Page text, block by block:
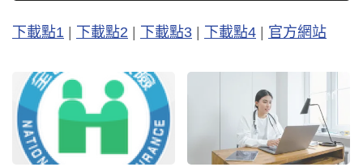
下載點1 | 下載點2 | 下載點3 | 下載點4 | 官方網站